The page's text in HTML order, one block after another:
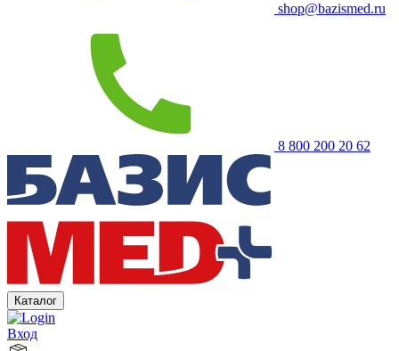
shop@bazismed.ru
8 800 200 20 62
Каталог
Вход